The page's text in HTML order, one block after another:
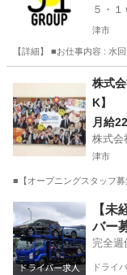
５・１
津市
【詳細】 ■お仕事内容 : 水
配送
株式
K】
月給
株式会
津市
■【オープニングスタッフ
津市 工場
【未
バー
完全週
ドライ